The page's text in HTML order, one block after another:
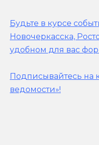
Будьте в курсе
Новочеркасска,
удобном для вас
Подписывайтесь на
ведомости»!